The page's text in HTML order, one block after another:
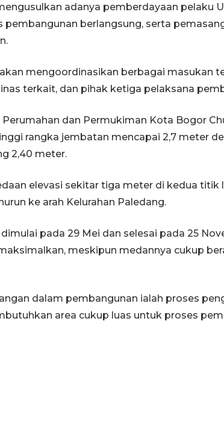
adanya pemberdayaan pelaku
pembangunan berlangsung, serta
mengoordinasikan berbagai masukan
terkait, dan pihak ketiga pelaksana
dan Permukiman Kota Bogor
rangka jembatan mencapai 2,7 meter
2,40 meter.
elevasi sekitar tiga meter di kedua titik
ke arah Kelurahan Paledang.
pada 29 Mei dan selesai pada 25
meskipun medannya cukup
dalam pembangunan ialah proses
area cukup luas untuk proses
Komisi V DPR
perlintasan
Stasiun Bogor